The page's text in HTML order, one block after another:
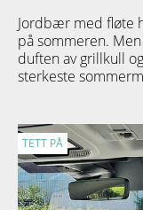
Jordbær med fløte
på sommeren.
duften av grillkull
sterkeste
TETT PÅ